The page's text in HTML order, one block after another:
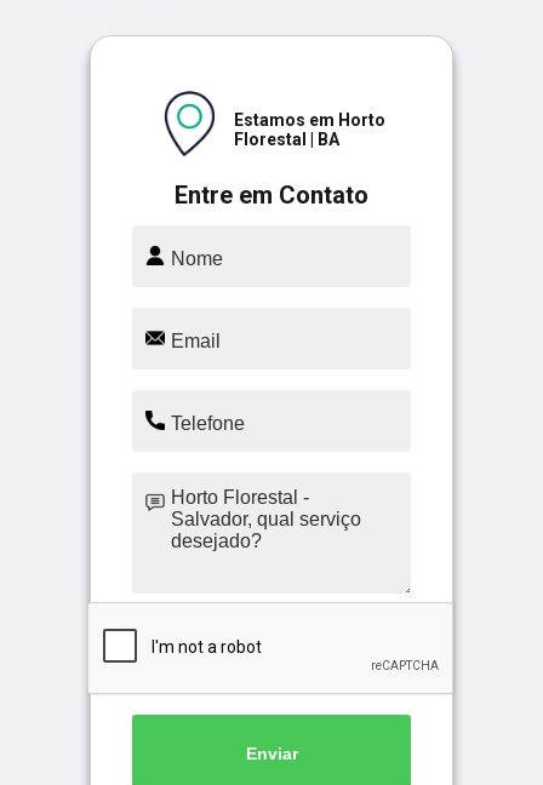
Entre em Contato
Estamos em Horto
Florestal | BA
Enviar